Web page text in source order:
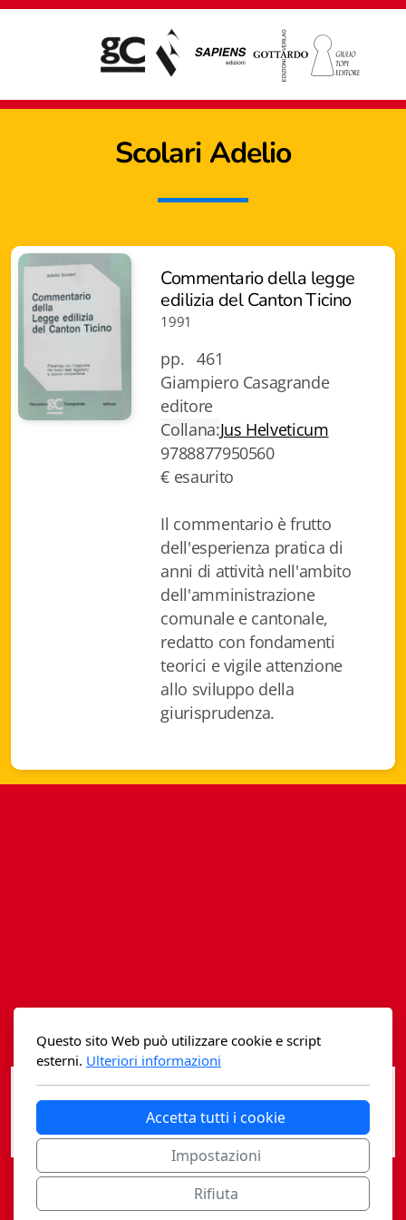
Scolari Adelio
Commentario della legge
edilizia del Canton Ticino
1991
pp. 461
Giampiero Casagrande
editore
Collana:Jus Helveticum
9788877950560
€ esaurito
Il commentario è frutto
dell'esperienza pratica di
anni di attività nell'ambito
dell'amministrazione
comunale e cantonale,
redatto con fondamenti
teorici e vigile attenzione
allo sviluppo della
giurisprudenza.
Casagrande Fidia Sapiens
Questo sito Web può utilizzare cookie e script
esterni. Ulteriori informazioni
Accetta tutti i cookie
Impostazioni
Rifiuta
Giampiero Casagrande editore
Biblioteca letteraria Nord-Sud
EJO- European Journalism Observatory
iQuaderni - fondazioneculturalecollinadoro
Spyra
Testi scolastici
Varia